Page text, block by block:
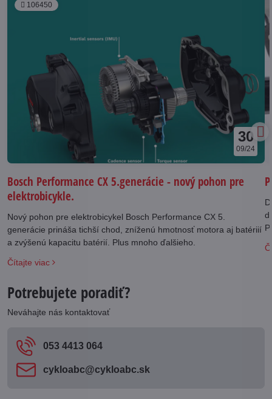
106450
30
09/24
Bosch Performance CX 5.generácie - nový pohon pre
elektrobicykle.
Nový pohon pre elektrobicykel Bosch Performance CX 5.
generácie prináša tichší chod, zníženú hmotnosť motora aj batériií
a zvýšenú kapacitu batérií. Plus mnoho ďalšieho.
Čítajte viac
Potrebujete poradiť?
Neváhajte nás kontaktovať
053 4413 064
cykloabc​@cykloabc​.sk